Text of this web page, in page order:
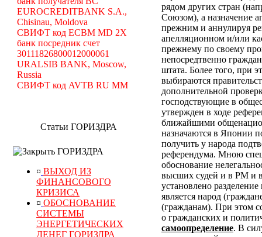
EUROCREDITBANK S.A.,
Chisinau, Moldova
СВИФТ код ECBM MD 2X
банк посредник счет
30111826800012000061
URALSIB BANK, Moscow,
Russia
СВИФТ код AVTB RU MM
Статьи ГОРИЗДРА
ГОРИЗДРА
¤ ВЫХОД ИЗ
ФИНАНСОВОГО
КРИЗИСА
¤ ОБОСНОВАНИЕ
СИСТЕМЫ
ЭНЕРГЕТИЧЕСКИХ
ДЕНЕГ ГОРИЗДРА
рядом других стран
Союзом), а назначение
прежним и аннулируя
апелляционном и/или
прежнему по своему
непосредтвенно
штата. Более того, при
выбираются
дополнительной
господствующие в
утвержден в ходе
ближайшими
назначаются в Японии
получить у народа
референдума. Мною
обоснование
высших судей и в РМ и
установлено
является народ
(гражданам). При этом
о гражданских и
самоопределение. В